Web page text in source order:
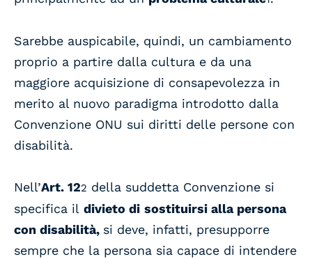
Sarebbe auspicabile, quindi, un cambiamento
proprio a partire dalla cultura e da una
maggiore acquisizione di consapevolezza in
merito al nuovo paradigma introdotto dalla
Convenzione ONU sui diritti delle persone con
disabilità.
Nell’Art. 122 della suddetta Convenzione si
specifica il divieto di sostituirsi alla persona
con disabilità, si deve, infatti, presupporre
sempre che la persona sia capace di intendere